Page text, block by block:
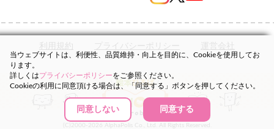
利用規約 プライバシーポリシー 運営会社
(C)2000-2026 AlphaPolis Co., Ltd. All Rights Reserved.
当ウェブサイトは、利便性、品質維持・向上を目的に、Cookieを使用してお
ります。
詳しくはプライバシーポリシーをご参照ください。
Cookieの利用に同意頂ける場合は、「同意する」ボタンを押してください。
同意しない 同意する